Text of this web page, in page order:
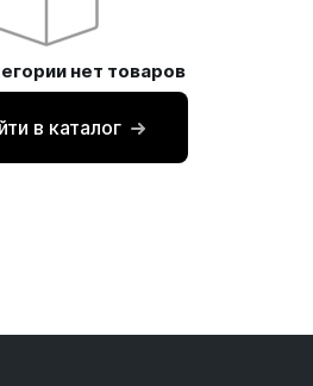
нет товаров
в каталог